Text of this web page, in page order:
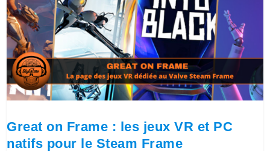
Great on Frame : les jeux VR et PC
natifs pour le Steam Frame